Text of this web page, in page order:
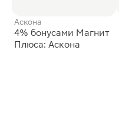
Аскона
4% бонусами Магнит
Плюса: Аскона